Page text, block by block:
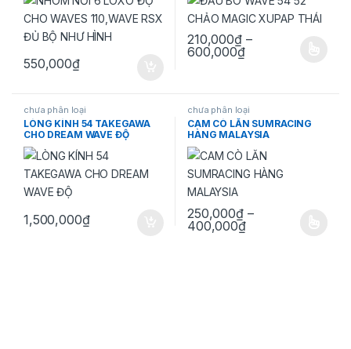
550,000₫
210,000₫ –
600,000₫Khoảng giá: từ
Sản phẩm này có nhiều biến
chưa phân loại
LÒNG KÍNH 54 TAKEGAWA
CHO DREAM WAVE ĐỘ
1,500,000₫
chưa phân loại
CAM CÒ LĂN SUMRACING
HÀNG MALAYSIA
250,000₫ –
400,000₫Khoảng giá: từ
Sản phẩm này có nhiều biến